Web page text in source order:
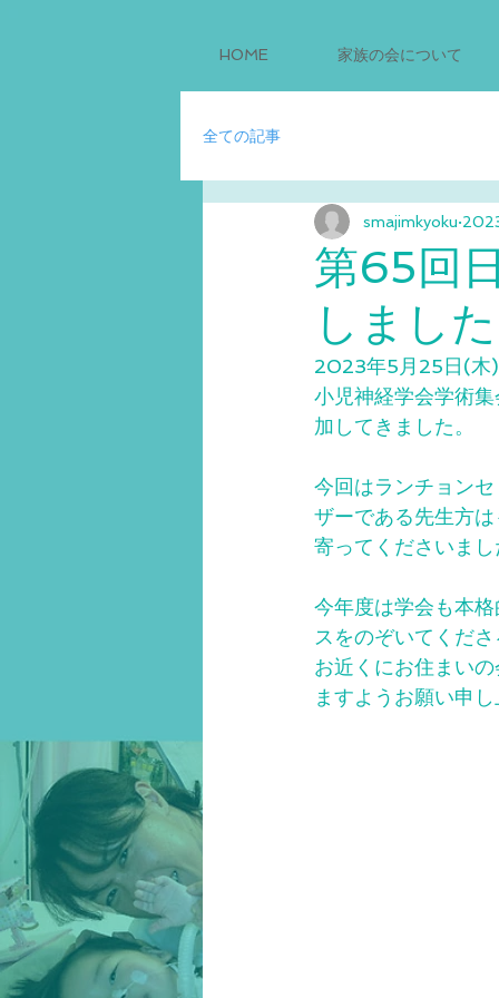
HOME 家族の会について
全ての記事
第65回
しました
smajimkyoku
2023年5月25日(木
小児神経学会学術
加してきました。
今回はランチョン
ザーである先生方
寄ってくださいま
今年度は学会も本
スをのぞいてくだ
お近くにお住まい
ますようお願い申